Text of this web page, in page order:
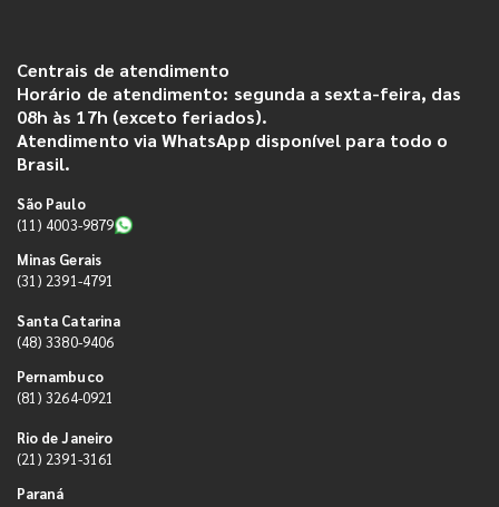
Centrais de atendimento
Horário de atendimento: segunda a sexta-feira, das
08h às 17h (exceto feriados).
Atendimento via WhatsApp disponível para todo o
Brasil.
São Paulo
(11) 4003-9879
Minas Gerais
(31) 2391-4791
Santa Catarina
(48) 3380-9406
Pernambuco
(81) 3264-0921
Rio de Janeiro
(21) 2391-3161
Paraná